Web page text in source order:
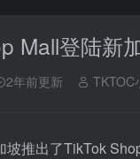
Mall登陆新
2年前更新 TKTOC
坡推出了TikTok